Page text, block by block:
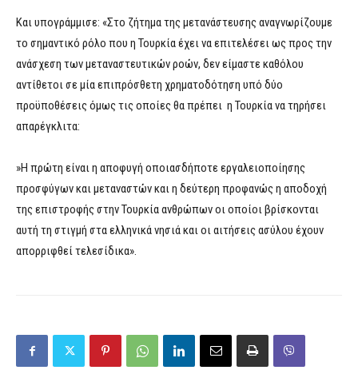
Και υπογράμμισε: «Στο ζήτημα της μετανάστευσης αναγνωρίζουμε
το σημαντικό ρόλο που η Τουρκία έχει να επιτελέσει ως προς την
ανάσχεση των μεταναστευτικών ροών, δεν είμαστε καθόλου
αντίθετοι σε μία επιπρόσθετη χρηματοδότηση υπό δύο
προϋποθέσεις όμως τις οποίες θα πρέπει η Τουρκία να τηρήσει
απαρέγκλιτα:
»Η πρώτη είναι η αποφυγή οποιασδήποτε εργαλειοποίησης
προσφύγων και μεταναστών και η δεύτερη προφανώς η αποδοχή
της επιστροφής στην Τουρκία ανθρώπων οι οποίοι βρίσκονται
αυτή τη στιγμή στα ελληνικά νησιά και οι αιτήσεις ασύλου έχουν
απορριφθεί τελεσίδικα».